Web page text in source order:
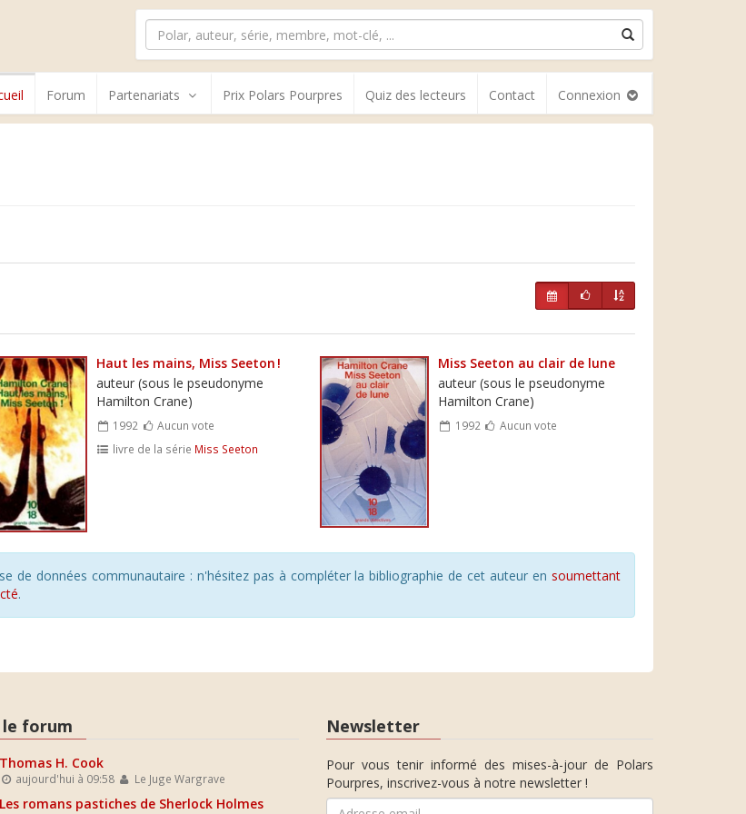
Forum Partenariats Prix Polars Pourpres Quiz des lecteurs Contact Connexion
Haut les mains, Miss Seeton !
auteur (sous le pseudonyme
Hamilton Crane)
1992
Aucun vote
livre de la série Miss Seeton
Miss Seeton au clair de lune
auteur (sous le pseudonyme
Hamilton Crane)
1992 Aucun vote
de données communautaire : n'hésitez pas à compléter la bibliographie de cet auteur en soumettant
.
le forum
Thomas H. Cook
aujourd'hui à 09:58 Le Juge Wargrave
Les romans pastiches de Sherlock Holmes
Newsletter
Pour vous tenir informé des mises-à-jour de Polars
Pourpres, inscrivez-vous à notre newsletter !